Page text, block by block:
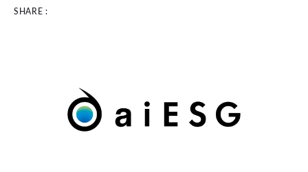
SHARE :